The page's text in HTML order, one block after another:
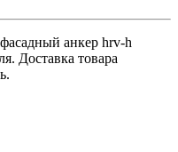
анкер hrv-h
Доставка товара